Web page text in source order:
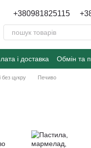
+380981825115
і доставка Обмін та
цукру Печиво